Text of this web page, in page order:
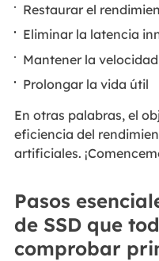
Restaurar el
Eliminar la latencia
Mantener la
Prolongar la vida útil
En otras palabras, el
eficiencia del
artificiales.
Pasos
de SSD que
comprobar